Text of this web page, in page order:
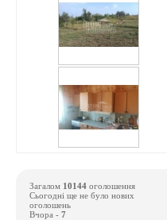
Загалом 10144 оголошення
Сьогодні ще не було нових
оголошень
Вчора - 7